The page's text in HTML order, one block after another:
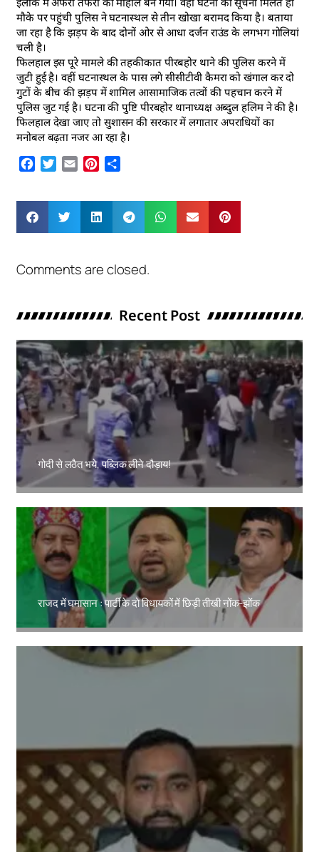
मौके पर पहुंची पुलिस ने घटनास्थल से तीन खोखा बरामद किया है। बताया
जा रहा है कि झड़प के बाद दोनों ओर से आधा दर्जन राउंड के लगभग गोलियां
चली है।
फिलहाल इस पूरे मामले की तहकीकात पीरबहोर थाने की पुलिस करने में
जुटी हुई है। वहीं घटनास्थल के पास लगे सीसीटीवी कैमरा को खंगाल कर दो
गुटों के बीच की झड़प में शामिल आसामाजिक तत्वों की पहचान करने में
पुलिस जुट गई है। घटना की पुष्टि पीरबहोर थानाध्यक्ष अब्दुल हलिम ने की है।
फिलहाल देखा जाए तो सुशासन की सरकार में लगातार अपराधियों का
मनोबल बढ़ता नजर आ रहा है।
Facebook
Twitter
Email Pinterest
Comments are closed.
Recent Post
गोदी से लठैत भये, पब्लिक लीने दौड़ाय!
Amit Lekh
राजद में घमासान : पार्टी के दो विधायकों में छिड़ी तीखी नोंक-झोंक
Amit Lekh